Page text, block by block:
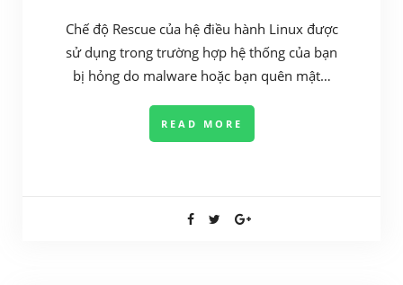
Chế độ Rescue của hệ điều hành Linux được
sử dụng trong trường hợp hệ thống của bạn
bị hỏng do malware hoặc bạn quên mật…
READ MORE